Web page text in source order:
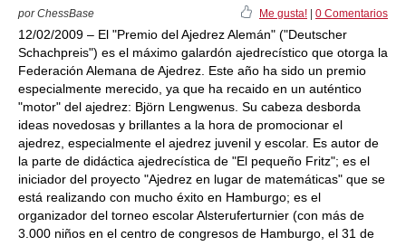
por ChessBase Me gusta! 0 Comentarios
12/02/2009 – El "Premio del Ajedrez Alemán" ("Deutscher
Schachpreis") es el máximo galardón ajedrecístico que otorga la
Federación Alemana de Ajedrez. Este año ha sido un premio
especialmente merecido, ya que ha recaido en un auténtico
"motor" del ajedrez: Björn Lengwenus. Su cabeza desborda
ideas novedosas y brillantes a la hora de promocionar el
ajedrez, especialmente el ajedrez juvenil y escolar. Es autor de
la parte de didáctica ajedrecística de "El pequeño Fritz"; es el
iniciador del proyecto "Ajedrez en lugar de matemáticas" que se
está realizando con mucho éxito en Hamburgo; es el
organizador del torneo escolar Alsteruferturnier (con más de
3.000 niños en el centro de congresos de Hamburgo, el 31 de